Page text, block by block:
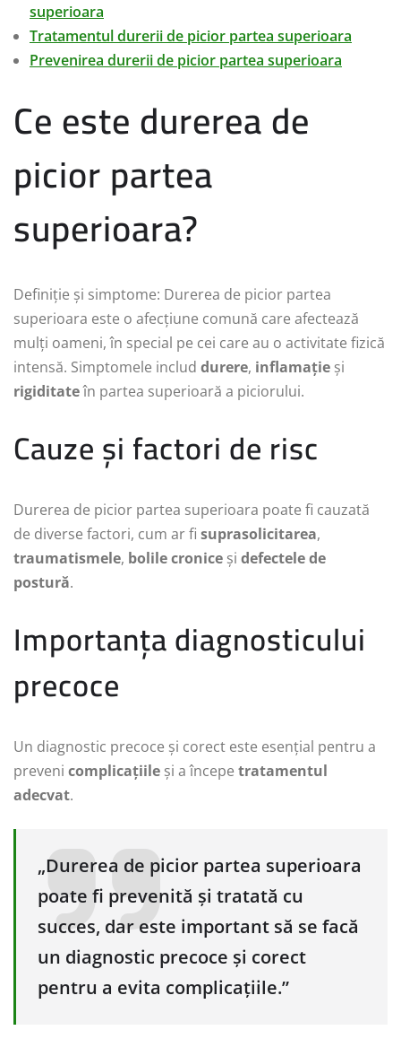
superioara
Tratamentul durerii de picior partea superioara
Prevenirea durerii de picior partea superioara
Ce este durerea de
picior partea
superioara?
Definiție și simptome: Durerea de picior partea
superioara este o afecțiune comună care afectează
mulți oameni, în special pe cei care au o activitate fizică
intensă. Simptomele includ durere, inflamație și
rigiditateîn partea superioară a piciorului.
Cauze și factori de risc
Durerea de picior partea superioara poate fi cauzată
de diverse factori, cum ar fi suprasolicitarea,
traumatismele, bolile cronice și defectele de
postură.
Importanța diagnosticului
precoce
Un diagnostic precoce și corect este esențial pentru a
preveni complicațiile și a începe tratamentul
adecvat.
„Durerea de picior partea superioara
poate fi prevenită și tratată cu
succes, dar este important să se facă
un diagnostic precoce și corect
pentru a evita complicațiile.”